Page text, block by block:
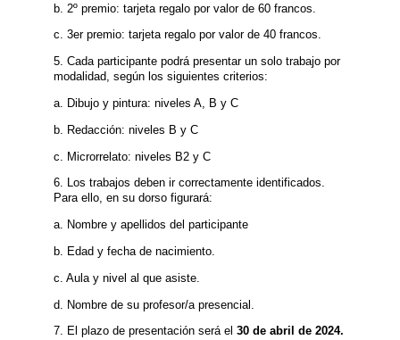
b. 2º premio: tarjeta regalo por valor de 60 francos.
c. 3er premio: tarjeta regalo por valor de 40 francos.
5. Cada participante podrá presentar un solo trabajo por
modalidad, según los siguientes criterios:
a. Dibujo y pintura: niveles A, B y C
b. Redacción: niveles B y C
c. Microrrelato: niveles B2 y C
6. Los trabajos deben ir correctamente identificados.
Para ello, en su dorso figurará:
a. Nombre y apellidos del participante
b. Edad y fecha de nacimiento.
c. Aula y nivel al que asiste.
d. Nombre de su profesor/a presencial.
7. El plazo de presentación será el 30 de abril de 2024.